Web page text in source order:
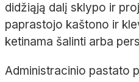
didžiąją dalį sklypo ir
paprastojo kaštono ir
ketinama šalinti arba
Administracinio pastato